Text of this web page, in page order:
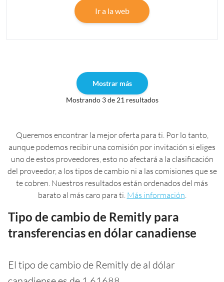
Ir a la web
Mostrar más
Mostrando 3 de 21 resultados
Queremos encontrar la mejor oferta para ti. Por lo tanto,
aunque podemos recibir una comisión por invitación si eliges
uno de estos proveedores, esto no afectará a la clasificación
del proveedor, a los tipos de cambio ni a las comisiones que se
te cobren. Nuestros resultados están ordenados del más
barato al más caro para ti. Más información
Tipo de cambio de Remitly para
transferencias en dólar canadiense
El tipo de cambio de Remitly de al dólar